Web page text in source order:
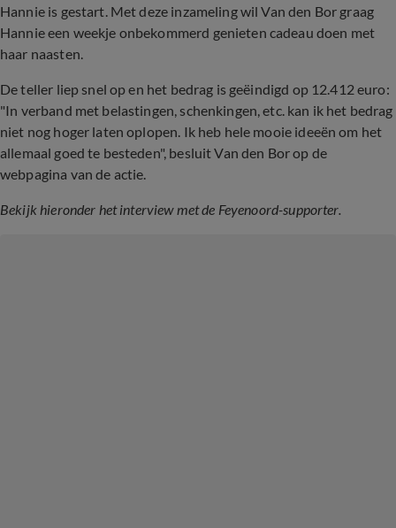
Hannie is gestart. Met deze inzameling wil Van den Bor graag
Hannie een weekje onbekommerd genieten cadeau doen met
haar naasten.
De teller liep snel op en het bedrag is geëindigd op 12.412 euro:
"In verband met belastingen, schenkingen, etc. kan ik het bedrag
niet nog hoger laten oplopen. Ik heb hele mooie ideeën om het
allemaal goed te besteden", besluit Van den Bor op de
webpagina van de actie.
Bekijk hieronder het interview met de Feyenoord-supporter.